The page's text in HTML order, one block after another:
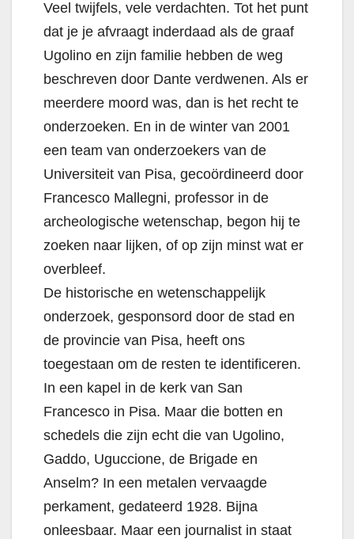
Veel twijfels, vele verdachten. Tot het punt
dat je je afvraagt ​​inderdaad als de graaf
Ugolino en zijn familie hebben de weg
beschreven door Dante verdwenen. Als er
meerdere moord was, dan is het recht te
onderzoeken. En in de winter van 2001
een team van onderzoekers van de
Universiteit van Pisa, gecoördineerd door
Francesco Mallegni, professor in de
archeologische wetenschap, begon hij te
zoeken naar lijken, of op zijn minst wat er
overbleef.
De historische en wetenschappelijk
onderzoek, gesponsord door de stad en
de provincie van Pisa, heeft ons
toegestaan ​​om de resten te identificeren.
In een kapel in de kerk van San
Francesco in Pisa. Maar die botten en
schedels die zijn echt die van Ugolino,
Gaddo, Uguccione, de Brigade en
Anselm? In een metalen vervaagde
perkament, gedateerd 1928. Bijna
onleesbaar. Maar een journalist in staat